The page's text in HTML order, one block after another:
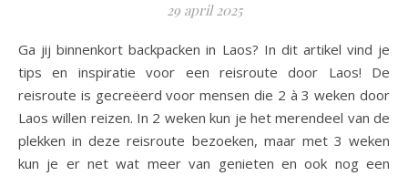
29 april 2025
Ga jij binnenkort backpacken in Laos? In dit artikel vind je
tips en inspiratie voor een reisroute door Laos! De
reisroute is gecreëerd voor mensen die 2 à 3 weken door
Laos willen reizen. In 2 weken kun je het merendeel van de
plekken in deze reisroute bezoeken, maar met 3 weken
kun je er net wat meer van genieten en ook nog een